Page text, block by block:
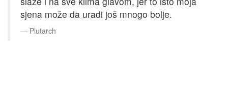
sjena može da uradi još mnogo bolje.
Plutarch